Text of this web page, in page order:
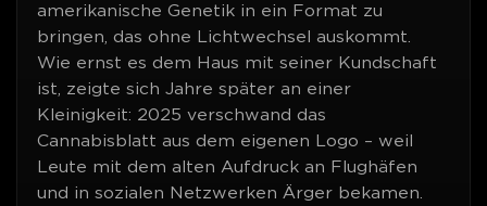
amerikanische Genetik in ein Format zu
bringen, das ohne Lichtwechsel auskommt.
Wie ernst es dem Haus mit seiner Kundschaft
ist, zeigte sich Jahre später an einer
Kleinigkeit: 2025 verschwand das
Cannabisblatt aus dem eigenen Logo – weil
Leute mit dem alten Aufdruck an Flughäfen
und in sozialen Netzwerken Ärger bekamen.